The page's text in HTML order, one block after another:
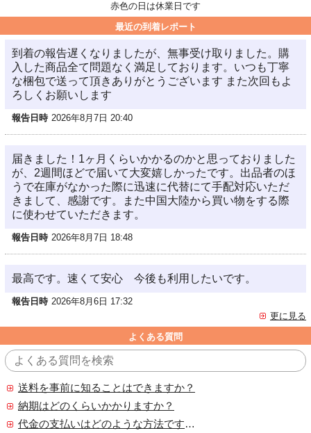
赤色の日は休業日です
最近の到着レポート
到着の報告遅くなりましたが、無事受け取りました。購
入した商品全て問題なく満足しております。いつも丁寧
な梱包で送って頂きありがとうございます また次回もよ
ろしくお願いします
報告日時 2026年8月7日 20:40
届きました！1ヶ月くらいかかるのかと思っておりました
が、2週間ほどで届いて大変嬉しかったです。出品者のほ
うで在庫がなかった際に迅速に代替にて手配対応いただ
きまして、感謝です。また中国大陸から買い物をする際
に使わせていただきます。
報告日時 2026年8月7日 18:48
最高です。速くて安心 今後も利用したいです。
報告日時 2026年8月6日 17:32
更に見る
よくある質問
送料を事前に知ることはできますか？
納期はどのくらいかかりますか？
代金の支払いはどのような方法ですか？